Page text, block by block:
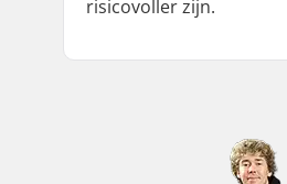
risicovoller zijn.